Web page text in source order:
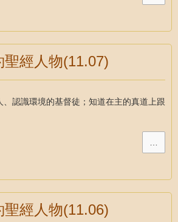
聖經人物(11.07)
認識環境的基督徒；知道在主的真道上跟
…
聖經人物(11.06)